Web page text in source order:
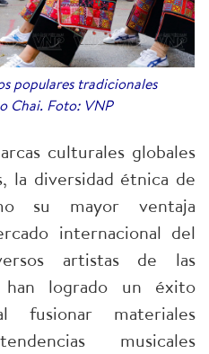
populares tradicionales
Chai. Foto: VNP
culturales globales
la diversidad étnica de
su mayor ventaja
internacional del
artistas de las
han logrado un éxito
fusionar materiales
musicales